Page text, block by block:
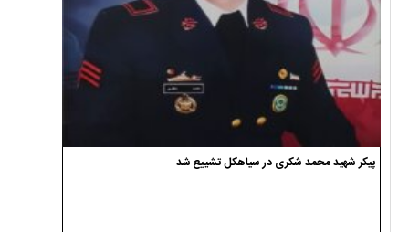
پیکر شهید محمد شکری در سیاهکل تشییع شد